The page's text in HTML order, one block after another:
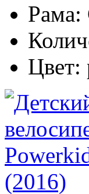
Рама:
Цвет: